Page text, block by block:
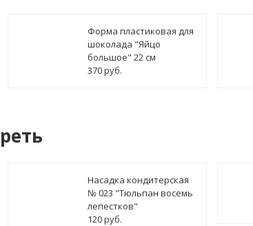
Форма пластиковая для
шоколада "Яйцо
большое" 22 см
370 руб.
Насадка кондитерская
№ 023 "Тюльпан восемь
лепестков"
120 руб.